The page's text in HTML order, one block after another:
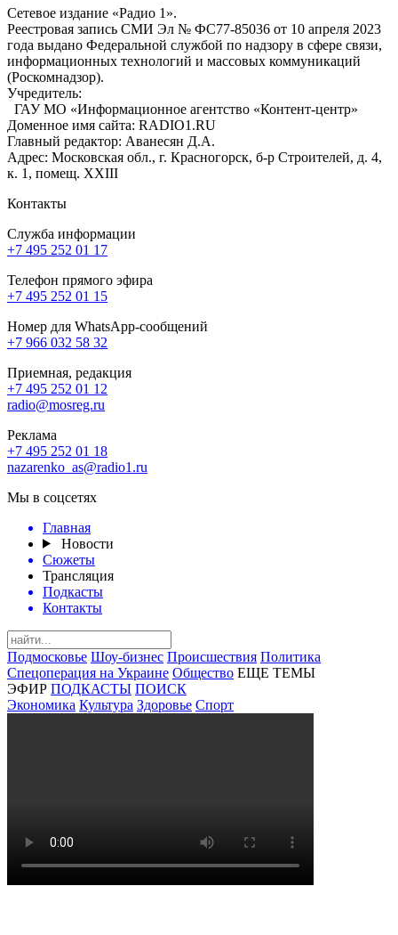
Сетевое издание «Радио 1».
Реестровая запись СМИ Эл № ФС77-85036 от 10 апреля 2023
года выдано Федеральной службой по надзору в сфере связи,
информационных технологий и массовых коммуникаций
(Роскомнадзор).
Учредитель:
ГАУ МО «Информационное агентство «Контент-центр»
Доменное имя сайта: RADIO1.RU
Главный редактор: Аванесян Д.А.
Адрес: Московская обл., г. Красногорск, б-р Строителей, д. 4,
к. 1, помещ. XXIII
Контакты
Служба информации
+7 495 252 01 17
Телефон прямого эфира
+7 495 252 01 15
Номер для WhatsApp-сообщений
+7 966 032 58 32
Приемная, редакция
+7 495 252 01 12
radio@mosreg.ru
Реклама
+7 495 252 01 18
nazarenko_as@radio1.ru
Мы в соцсетях
Главная
Новости
Сюжеты
Трансляция
Подкасты
Контакты
Подмосковье Шоу-бизнес Происшествия Политика
Спецоперация на Украине Общество ЕЩЕ ТЕМЫ
ЭФИР ПОДКАСТЫ ПОИСК
Экономика Культура Здоровье Спорт